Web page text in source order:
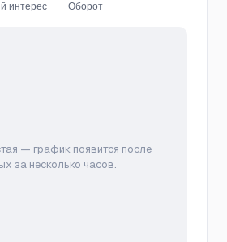
интерес Оборот
— график появится после
за несколько часов.